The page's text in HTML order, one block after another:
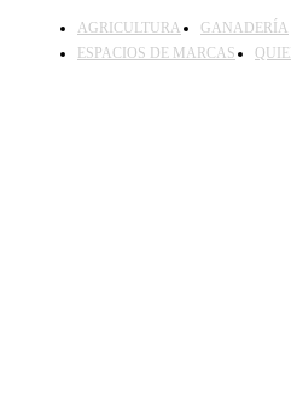
AGRICULTURA GANADERÍA
ESPACIOS DE MARCAS